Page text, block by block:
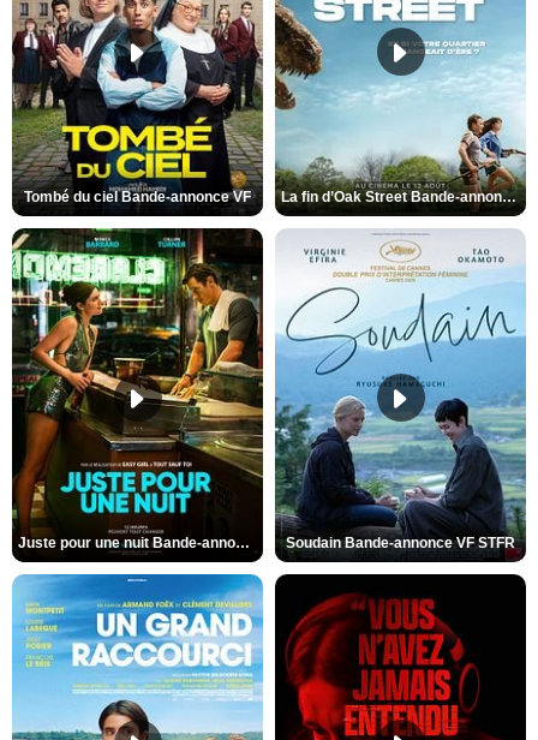
Tombé du ciel Bande-annonce VF La fin d’Oak Street Bande-annonce VO STFR
Juste pour une nuit Bande-annonce VO STFR Soudain Bande-annonce VF STFR